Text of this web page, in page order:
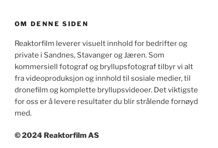
OM DENNE SIDEN
Reaktorfilm leverer visuelt innhold for bedrifter og
private i Sandnes, Stavanger og Jæren. Som
kommersiell fotograf og bryllupsfotograf tilbyr vi alt
fra videoproduksjon og innhold til sosiale medier, til
dronefilm og komplette bryllupsvideoer. Det viktigste
for oss er å levere resultater du blir strålende fornøyd
med.
© 2024 Reaktorfilm AS